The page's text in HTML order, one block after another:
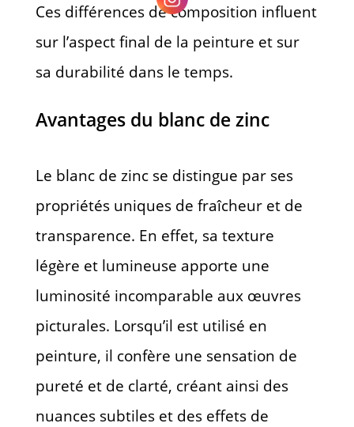
Ces différences de composition influent
sur l’aspect final de la peinture et sur
sa durabilité dans le temps.
Avantages du blanc de zinc
Le blanc de zinc se distingue par ses
propriétés uniques de fraîcheur et de
transparence. En effet, sa texture
légère et lumineuse apporte une
luminosité incomparable aux œuvres
picturales. Lorsqu’il est utilisé en
peinture, il confère une sensation de
pureté et de clarté, créant ainsi des
nuances subtiles et des effets de